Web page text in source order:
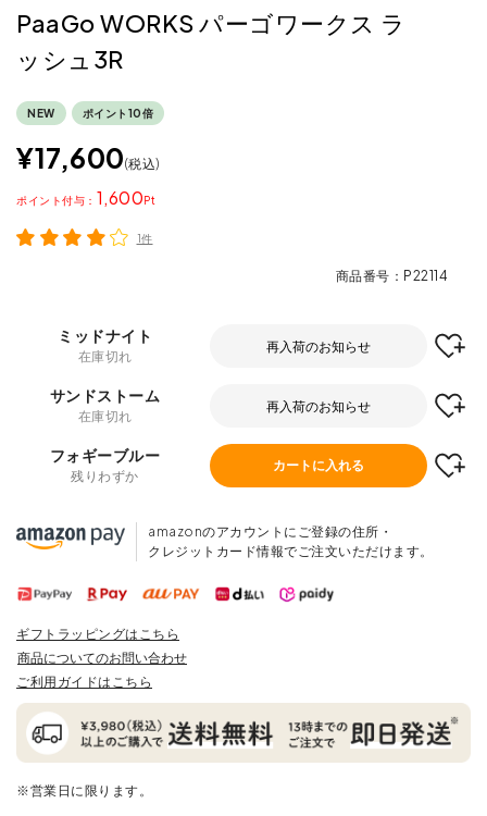
PaaGo WORKS パーゴワークス ラ
ッシュ3R
NEW ポイント10倍
¥17,600 税込
1,600
ポイント
1件
商品番号 P22114
ミッドナイト
在庫切れ
再入荷のお知らせ
サンドストーム
在庫切れ
再入荷のお知らせ
フォギーブルー
残りわずか
カートに入れる
amazonのアカウントにご登録の住所・
クレジットカード情報でご注文いただけます。
ギフトラッピングはこちら
商品についてのお問い合わせ
ご利用ガイドはこちら
※営業日に限ります。